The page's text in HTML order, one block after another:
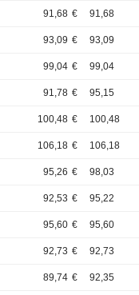
91,68 € 91,68
93,09 € 93,09
99,04 € 99,04
91,78 € 95,15
100,48 € 100,48
106,18 € 106,18
95,26 € 98,03
92,53 € 95,22
95,60 € 95,60
92,73 € 92,73
89,74 € 92,35